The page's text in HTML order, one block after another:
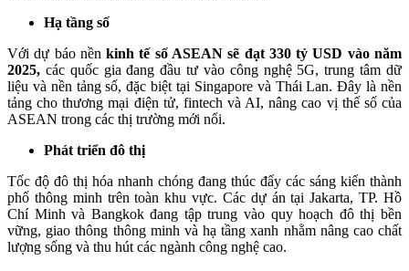
Hạ tầng số
Với dự báo nền kinh tế số ASEAN sẽ đạt 330 tỷ USD vào năm
2025, các quốc gia đang đầu tư vào công nghệ 5G, trung tâm dữ
liệu và nền tảng số, đặc biệt tại Singapore và Thái Lan. Đây là nền
tảng cho thương mại điện tử, fintech và AI, nâng cao vị thế số của
ASEAN trong các thị trường mới nổi.
Phát triển đô thị
Tốc độ đô thị hóa nhanh chóng đang thúc đẩy các sáng kiến thành
phố thông minh trên toàn khu vực. Các dự án tại Jakarta, TP. Hồ
Chí Minh và Bangkok đang tập trung vào quy hoạch đô thị bền
vững, giao thông thông minh và hạ tầng xanh nhằm nâng cao chất
lượng sống và thu hút các ngành công nghệ cao.